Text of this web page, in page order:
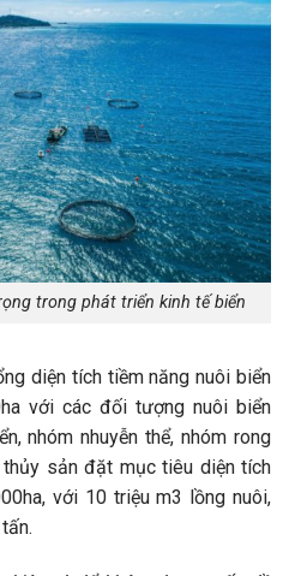
trong phát triển kinh tế biển
diện tích tiềm năng nuôi biển
với các đối tượng nuôi biển
nhóm nhuyễn thể, nhóm rong
sản đặt mục tiêu diện tích
với 10 triệu m3 lồng nuôi,